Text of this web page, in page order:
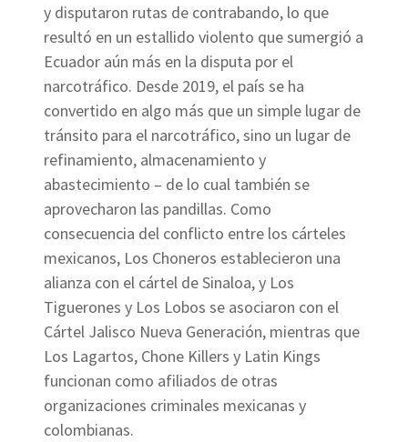
y disputaron rutas de contrabando, lo que
resultó en un estallido violento que sumergió a
Ecuador aún más en la disputa por el
narcotráfico. Desde 2019, el país se ha
convertido en algo más que un simple lugar de
tránsito para el narcotráfico, sino un lugar de
refinamiento, almacenamiento y
abastecimiento – de lo cual también se
aprovecharon las pandillas. Como
consecuencia del conflicto entre los cárteles
mexicanos, Los Choneros establecieron una
alianza con el cártel de Sinaloa, y Los
Tiguerones y Los Lobos se asociaron con el
Cártel Jalisco Nueva Generación, mientras que
Los Lagartos, Chone Killers y Latin Kings
funcionan como afiliados de otras
organizaciones criminales mexicanas y
colombianas.